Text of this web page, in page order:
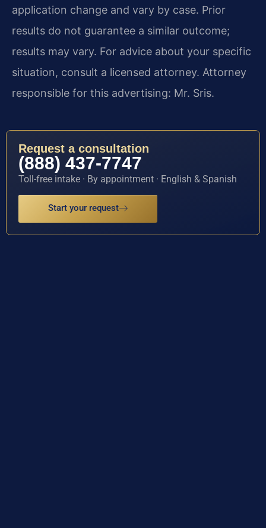
application change and vary by case. Prior
results do not guarantee a similar outcome;
results may vary. For advice about your specific
situation, consult a licensed attorney. Attorney
responsible for this advertising: Mr. Sris.
Request a consultation
(888) 437-7747
Toll-free intake · By appointment · English & Spanish
Start your request